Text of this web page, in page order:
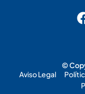
©
Aviso Legal